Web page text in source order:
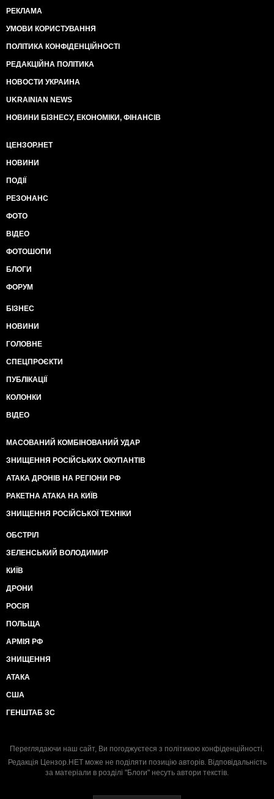
РЕКЛАМА
УМОВИ КОРИСТУВАННЯ
ПОЛІТИКА КОНФІДЕНЦІЙНОСТІ
РЕДАКЦІЙНА ПОЛІТИКА
НОВОСТИ УКРАИНА
UKRAINIAN NEWS
НОВИНИ БІЗНЕСУ, ЕКОНОМІКИ, ФІНАНСІВ
ЦЕНЗОР.НЕТ
НОВИНИ
ПОДІЇ
РЕЗОНАНС
ФОТО
ВІДЕО
ФОТОШОПИ
БЛОГИ
ФОРУМ
БІЗНЕС
НОВИНИ
ГОЛОВНЕ
СПЕЦПРОЄКТИ
ПУБЛІКАЦІЇ
КОЛОНКИ
ВІДЕО
МАСОВАНИЙ КОМБІНОВАНИЙ УДАР
ЗНИЩЕННЯ РОСІЙСЬКИХ ОКУПАНТІВ
АТАКА ДРОНІВ НА РЕГІОНИ РФ
РАКЕТНА АТАКА НА КИЇВ
ЗНИЩЕННЯ РОСІЙСЬКОЇ ТЕХНІКИ
ОБСТРІЛ
ЗЕЛЕНСЬКИЙ ВОЛОДИМИР
КИЇВ
ДРОНИ
РОСІЯ
ПОЛЬЩА
АРМІЯ РФ
ЗНИЩЕННЯ
АТАКА
США
ГЕНШТАБ ЗС
Переглядаючи наш сайт, Ви погоджуєтеся з політикою конфіденційності.
Редакція Цензор.НЕТ може не поділяти позицію авторів. Відповідальність
за матеріали в розділі "Блоги" несуть автори текстів.